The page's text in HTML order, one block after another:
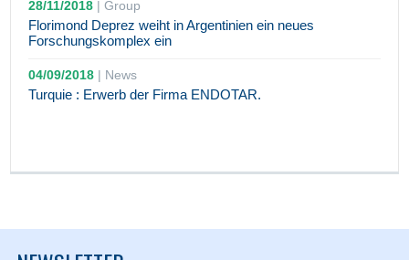
28/11/2018 |Group
Florimond Deprez weiht in Argentinien ein neues
Forschungskomplex ein
04/09/2018 | News
Turquie : Erwerb der Firma ENDOTAR.